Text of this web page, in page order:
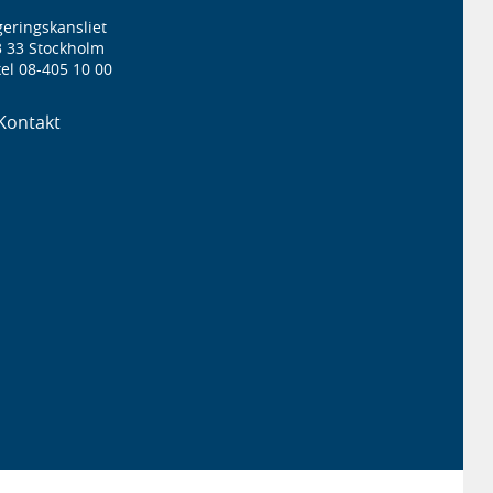
33 Stockholm
08-405 10 00